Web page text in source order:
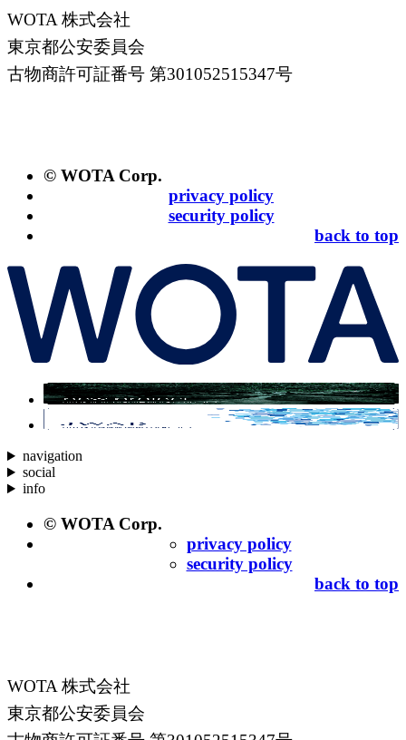
WOTA 株式会社
東京都公安委員会
古物商許可証番号 第301052515347号
© WOTA Corp.
privacy policy
security policy
back to top
navigation
social
info
© WOTA Corp.
privacy policy
security policy
back to top
WOTA 株式会社
東京都公安委員会